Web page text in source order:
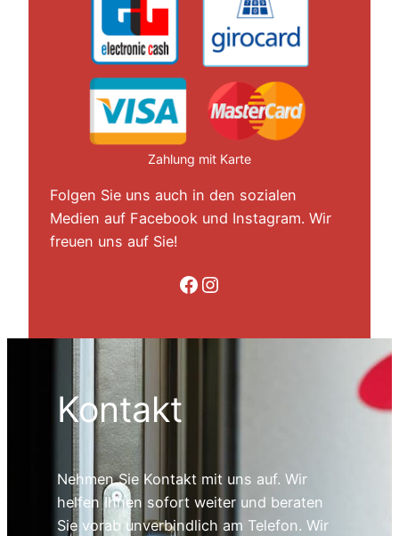
Zahlung mit Karte
Folgen Sie uns auch in den sozialen
Medien auf Facebook und Instagram. Wir
freuen uns auf Sie!
Folge uns auf Facebook Folge uns auf Instagram
Kontakt
Nehmen Sie Kontakt mit uns auf. Wir
helfen Ihnen sofort weiter und beraten
Sie vorab unverbindlich am Telefon. Wir